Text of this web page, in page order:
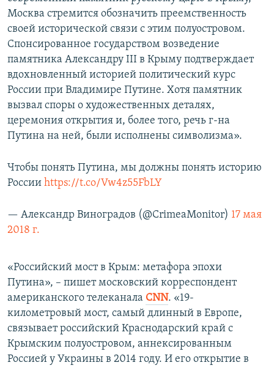
Москва стремится обозначить преемственность
своей исторической связи с этим полуостровом.
Спонсированное государством возведение
памятника Александру III в Крыму подтверждает
вдохновленный историей политический курс
России при Владимире Путине. Хотя памятник
вызвал споры о художественных деталях,
церемония открытия и, более того, речь г-на
Путина на ней, были исполнены символизма».
Чтобы понять Путина, мы должны понять историю
России https://t.co/Vw4z55FbLY
— Александр Виноградов (@CrimeaMonitor) 17 мая
2018 г.
«Российский мост в Крым: метафора эпохи
Путина», – пишет московский корреспондент
американского телеканала CNN. «19-
километровый мост, самый длинный в Европе,
связывает российский Краснодарский край с
Крымским полуостровом, аннексированным
Россией у Украины в 2014 году. И его открытие в